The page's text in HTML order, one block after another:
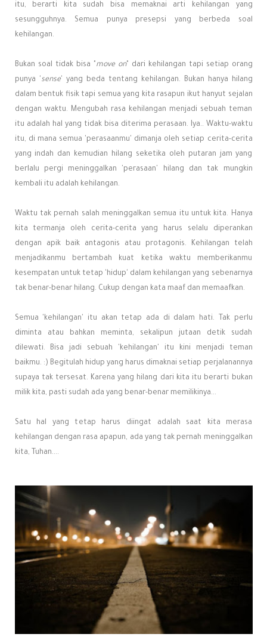
itu, berarti kita sudah bisa memaknai arti kehilangan yang
sesungguhnya. Semua punya presepsi yang berbeda soal
kehilangan.
Bukan soal tidak bisa "move on" dari kehilangan tapi setiap orang
punya 'sense' yang beda tentang kehilangan. Bukan hanya hilang
dalam bentuk fisik tapi semua yang kita rasapun ikut hanyut sejalan
dengan waktu. Mengubah rasa kehilangan menjadi sebuah teman
itu adalah hal yang tidak bisa diterima perasaan. Iya.. Waktu-waktu
itu, di mana semua 'perasaanmu' dimanja oleh setiap cerita-cerita
yang indah dan kemudian hilang seketika oleh putaran jam yang
berlalu pergi meninggalkan 'perasaan' hilang dan tak mungkin
kembali itu adalah kehilangan.
Waktu tak pernah salah meninggalkan semua itu untuk kita. Hanya
kita termanja oleh cerita-cerita yang harus selalu diperankan
dengan apik baik antagonis atau protagonis. Kehilangan telah
menjadikanmu bertambah kuat ketika waktu memberikanmu
kesempatan untuk tetap 'hidup' dalam kehilangan yang sebenarnya
tak benar-benar hilang. Cukup dengan kata maaf dan memaafkan.
Semua 'kehilangan' itu akan tetap ada di dalam hati. Tak perlu
diminta atau bahkan meminta, sekalipun jutaan detik sudah
dilewati. Bisa jadi sebuah 'kehilangan' itu kini menjadi teman
baikmu. :) Begitulah hidup yang harus dimaknai setiap perjalanannya
supaya tak tersesat. Karena yang hilang dari kita itu berarti bukan
milik kita, pasti sudah ada yang benar-benar memilikinya...
Satu hal yang tetap harus diingat adalah saat kita merasa
kehilangan dengan rasa apapun, ada yang tak pernah meninggalkan
kita, Tuhan....